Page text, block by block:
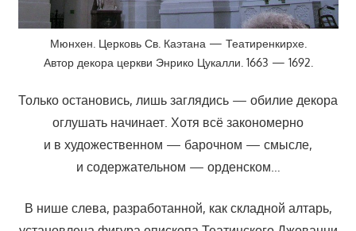
Мюнхен. Церковь Св. Каэтана — Театиренкирхе.
Автор декора церкви Энрико Цукалли. 1663 — 1692.
Только остановись, лишь заглядись — обилие декора
оглушать начинает. Хотя всё закономерно
и в художественном — барочном — смысле,
и содержательном — орденском…
В нише слева, разработанной, как складной алтарь,